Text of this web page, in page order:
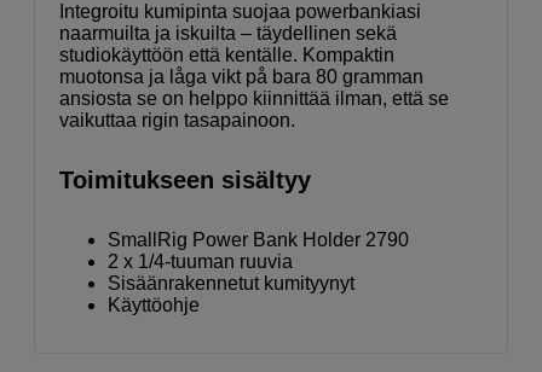
Integroitu kumipinta suojaa powerbankiasi
naarmuilta ja iskuilta – täydellinen sekä
studiokäyttöön että kentälle. Kompaktin
muotonsa ja låga vikt på bara 80 gramman
ansiosta se on helppo kiinnittää ilman, että se
vaikuttaa rigin tasapainoon.
Toimitukseen sisältyy
SmallRig Power Bank Holder 2790
2 x 1/4-tuuman ruuvia
Sisäänrakennetut kumityynyt
Käyttöohje